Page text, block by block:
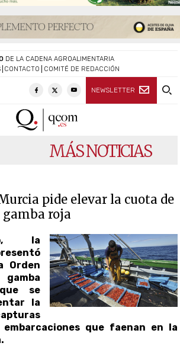
CONTACTO COMITÉ DE REDACCIÓN
NEWSLETTER
DE LA CADENA AGROALIMENTARIA
MÁS NOTICIAS
pide elevar la cuota de
gamba roja
la
Orden
se
la
embarcaciones que faenan en la